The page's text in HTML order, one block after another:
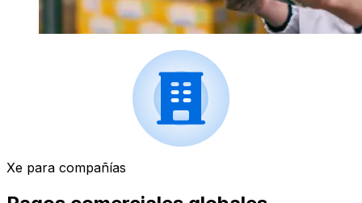
Xe para compañías